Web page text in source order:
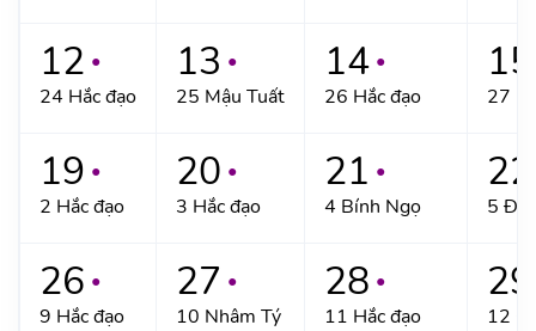
12 ●
24 Hắc đạo
13 ●
25 Mậu Tuất
14 ●
26 Hắc đạo
15
27
19 ●
2 Hắc đạo
20 ●
3 Hắc đạo
21 ●
4 Bính Ngọ
22
5
26 ●
9 Hắc đạo
27 ●
10 Nhâm Tý
28 ●
11 Hắc đạo
29
12